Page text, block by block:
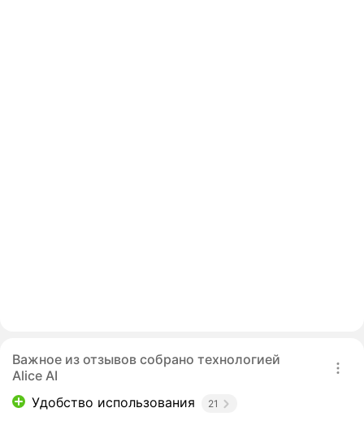
Важное из отзывов собрано технологией
Alice AI
Удобство использования
21